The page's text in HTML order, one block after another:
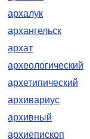
архалук
архангельск
архат
археологический
архетипический
архивариус
архивный
архиепископ